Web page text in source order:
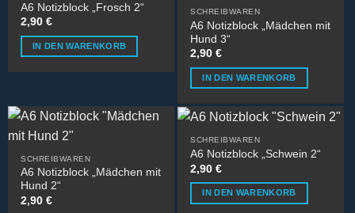
A6 Notizblock „Frosch 2“
2,90€
IN DEN WARENKORB
SCHREIBWAREN
A6 Notizblock „Mädchen mit
Hund 3“
2,90€
IN DEN WARENKORB
SCHREIBWAREN
A6 Notizblock „Mädchen mit
Hund 2“
2,90€
SCHREIBWAREN
A6 Notizblock „Schwein 2“
2,90€
IN DEN WARENKORB